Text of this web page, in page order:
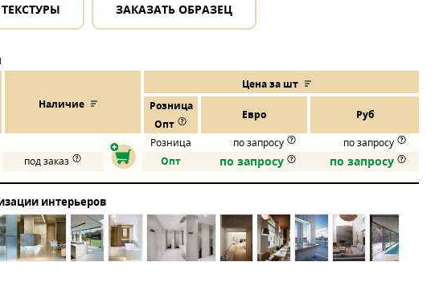
ЗАКАЗАТЬ ОБРАЗЕЦ
Наличие
Цена за шт
Розница
Евро Руб
Опт
Розница по запросу
по запросу
под заказ
Опт по запросу по запросу
интерьеров